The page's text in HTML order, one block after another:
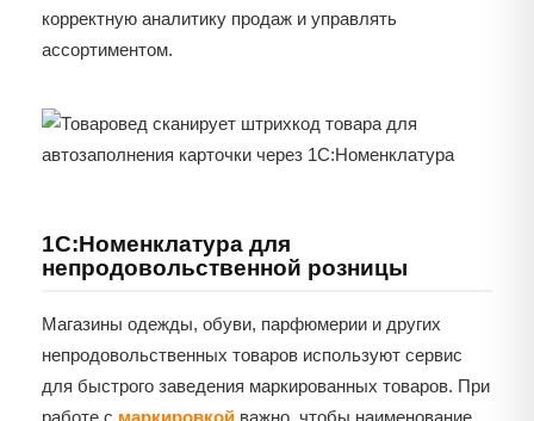
корректную аналитику продаж и управлять
ассортиментом.
1С:Номенклатура для
непродовольственной розницы
Магазины одежды, обуви, парфюмерии и других
непродовольственных товаров используют сервис
для быстрого заведения маркированных товаров. При